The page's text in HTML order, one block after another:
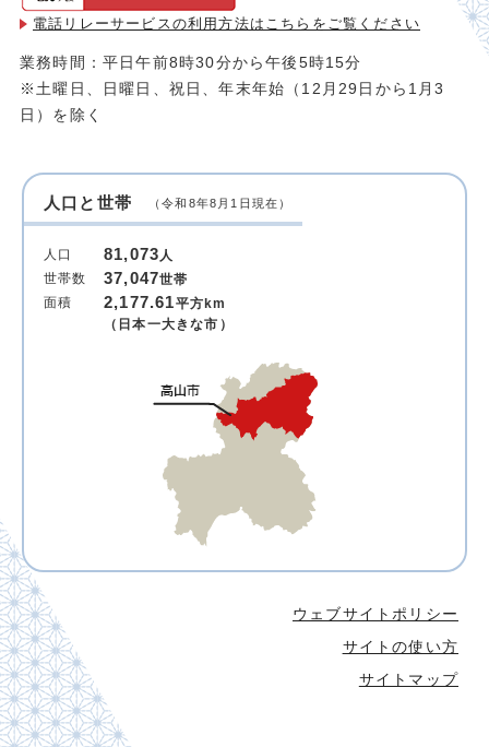
電話リレーサービスの利用方法は こちらをご覧ください
業務時間：平日午前8時30分から午後5時15分
※土曜日、日曜日、祝日、年末年始（12月29日から1月3
日）を除く
人口と世帯 （令和8年8月1日現在）
人口 81,073人
世帯数
37,047世帯
面積
2,177.61平方km
（日本一大きな市）
ウェブサイトポリシー
サイトの使い方
サイトマップ